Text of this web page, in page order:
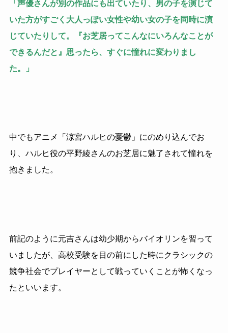
「声優さんが別の作品にも出ていたり、男の子を演じて
いた方がすごく大人っぽい女性や幼い女の子を同時に演
じていたりして。『お芝居ってこんなにいろんなことが
できるんだと』思ったら、すぐに憧れに変わりまし
た。」
中でもアニメ「涼宮ハルヒの憂鬱」にのめり込んでお
り、ハルヒ役の平野綾さんのお芝居に魅了されて憧れを
抱きました。
前記のように元吉さんは幼少期からバイオリンを習って
いましたが、高校受験を目の前にした時にクラシックの
競争社会でプレイヤーとして戦っていくことが怖くなっ
たといいます。